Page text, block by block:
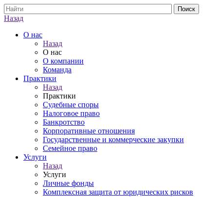
Назад
О нас
Назад
О нас
О компании
Команда
Практики
Назад
Практики
Судебные споры
Налоговое право
Банкротство
Корпоративные отношения
Государственные и коммерческие закупки
Семейное право
Услуги
Назад
Услуги
Личные фонды
Комплексная защита от юридических рисков